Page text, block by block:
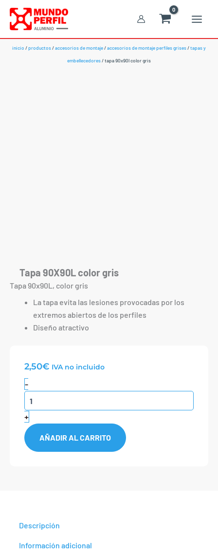
contenido
inicio /productos/accesorios de montaje/accesorios de montaje perfiles grises/tapas y
embellecedores/ tapa 90x90l color gris
Tapa 90X90L color gris
Tapa 90x90L, color gris
La tapa evita las lesiones provocadas por los
extremos abiertos de los perfiles
Diseño atractivo
2,50€ IVA no incluido
-
90X90L
color
gris
cantidad
+
AÑADIR AL CARRITO
Descripción
Información adicional